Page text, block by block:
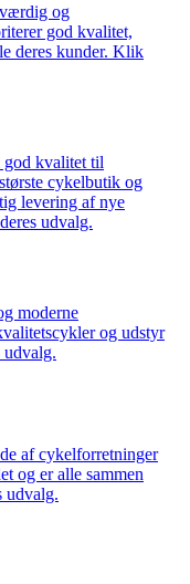
og
god kvalitet,
deres kunder. Klik
kvalitet til
cykelbutik og
levering af nye
udvalg.
moderne
og udstyr
udvalg.
af cykelforretninger
og er alle sammen
udvalg.